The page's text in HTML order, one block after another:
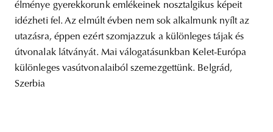
budapest
élménye gyerekkorunk emlékeinek nosztalgikus képeit
idézheti fel. Az elmúlt évben nem sok alkalmunk nyílt az
utazásra, éppen ezért szomjazzuk a különleges tájak és
útvonalak látványát. Mai válogatásunkban Kelet-Európa
különleges vasútvonalaiból szemezgettünk. Belgrád,
Szerbia